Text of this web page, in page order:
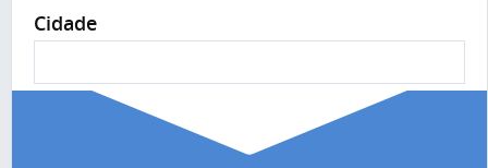
Cidade